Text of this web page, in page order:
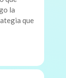
la
que